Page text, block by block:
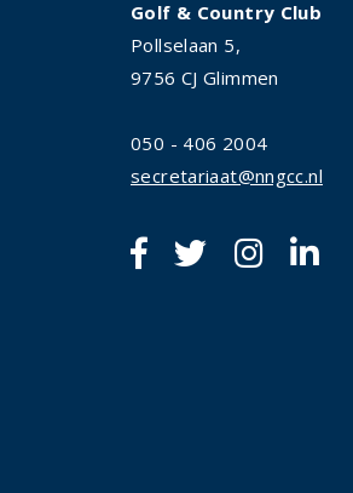
Golf & Country Club
Pollselaan 5,
9756 CJ Glimmen
050 - 406 2004
secretariaat@nngcc.nl